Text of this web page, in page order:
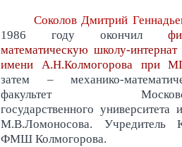
Соколов Дмитрий
1986 году окончил
математическую школу-
имени А.Н.Колмогорова при
затем – механико-
факультет
государственного университета
М.В.Ломоносова. Учредитель
ФМШ Колмогорова.